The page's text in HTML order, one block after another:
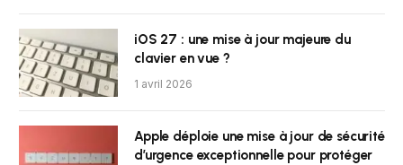
iOS 27 : une mise à jour majeure du
clavier en vue ?
1 avril 2026
Apple déploie une mise à jour de sécurité
d’urgence exceptionnelle pour protéger